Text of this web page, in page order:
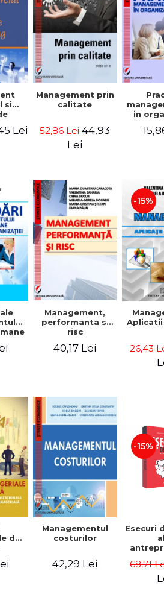
si
Lei
Management prin
calitate
52,86 Lei44,93
Lei
in
Management,
performanta si
risc
40,17 Lei
-15%
26,43
de
Managementul
costurilor
42,29 Lei
-15%
Esecuri
esec
68,71